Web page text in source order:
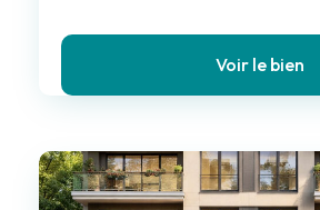
Voir le bien